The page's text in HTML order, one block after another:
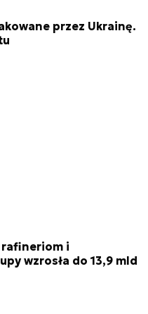
przez Ukrainę.
rafineriom i
wzrosła do 13,9 mld